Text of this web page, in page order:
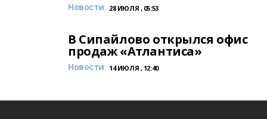
Новости 28 ИЮЛЯ , 05:53
В Сипайлово открылся офис
продаж «Атлантиса»
Новости 14 ИЮЛЯ , 12:40